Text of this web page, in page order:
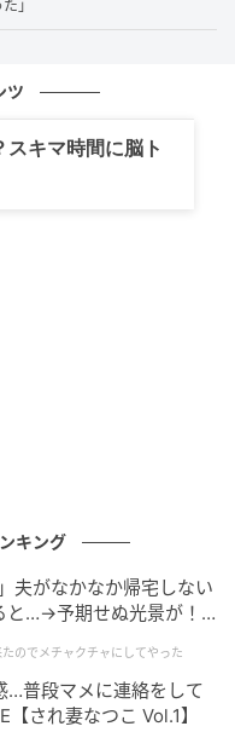
に振る舞われている
んの体重は77.2kg。
が「アメリカ人なら
」
ツ
キマ時間に脳ト
キング
夫がなかなか帰宅しない
と…→予期せぬ光景が！
のでメチャクチャにしてやった
…普段マメに連絡をして
され妻なつこ Vol.1】